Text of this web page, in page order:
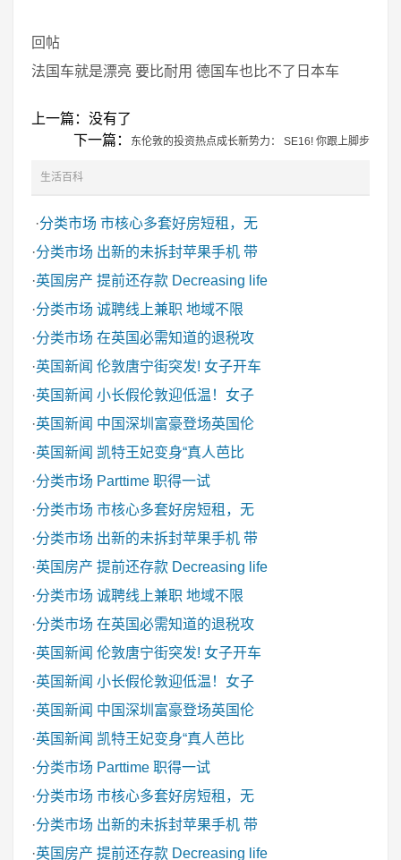
回帖
法国车就是漂亮 要比耐用 德国车也比不了日本车
上一篇：没有了
下一篇：
东伦敦的投资热点成长新势力： SE16! 你跟上脚步
生活百科
·分类市场 市核心多套好房短租，无
·分类市场 出新的未拆封苹果手机 带
·英国房产 提前还存款 Decreasing life
·分类市场 诚聘线上兼职 地域不限
·分类市场 在英国必需知道的退税攻
·英国新闻 伦敦唐宁街突发! 女子开车
·英国新闻 小长假伦敦迎低温！女子
·英国新闻 中国深圳富豪登场英国伦
·英国新闻 凯特王妃变身“真人芭比
·分类市场 Parttime 职得一试
·分类市场 市核心多套好房短租，无
·分类市场 出新的未拆封苹果手机 带
·英国房产 提前还存款 Decreasing life
·分类市场 诚聘线上兼职 地域不限
·分类市场 在英国必需知道的退税攻
·英国新闻 伦敦唐宁街突发! 女子开车
·英国新闻 小长假伦敦迎低温！女子
·英国新闻 中国深圳富豪登场英国伦
·英国新闻 凯特王妃变身“真人芭比
·分类市场 Parttime 职得一试
·分类市场 市核心多套好房短租，无
·分类市场 出新的未拆封苹果手机 带
·英国房产 提前还存款 Decreasing life